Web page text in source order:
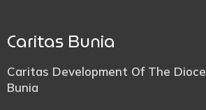
Caritas Bunia
Caritas Development Of The
Bunia